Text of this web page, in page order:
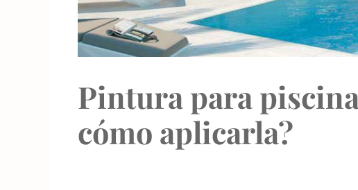
Pintura para
cómo aplicarla?